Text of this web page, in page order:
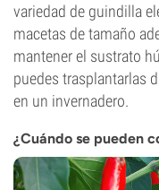
variedad de guindilla
macetas de tamaño
mantener el sustrato
puedes trasplantarlas
en un invernadero.
¿Cuándo se pueden